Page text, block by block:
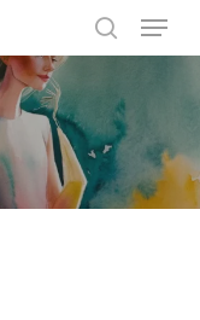
search
Menu